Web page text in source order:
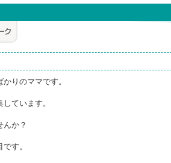
りのママです。
ています。
んか？
す。